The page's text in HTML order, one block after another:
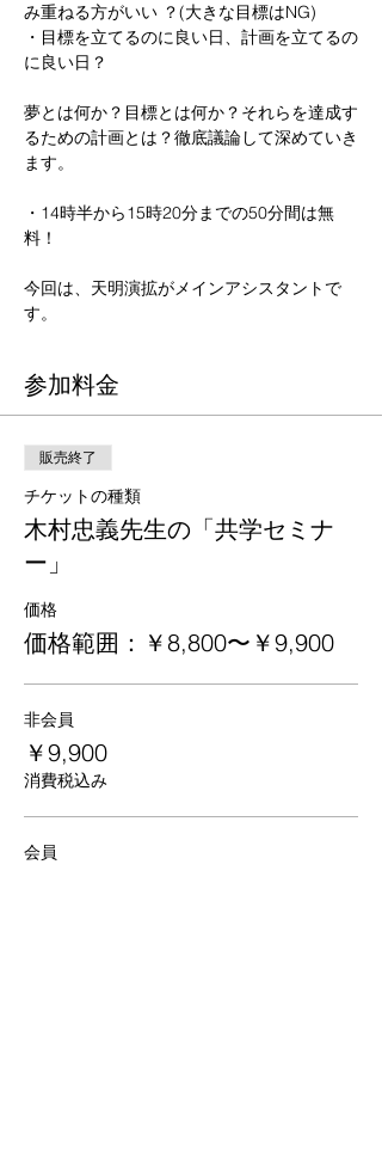
み重ねる方がいい ？(大きな目標はNG)
・目標を立てるのに良い日、計画を立てるの
に良い日？
夢とは何か？目標とは何か？それらを達成す
るための計画とは？徹底議論して深めていき
ます。
・14時半から15時20分までの50分間は無
料！
今回は、天明演拡がメインアシスタントで
す。
参加料金
販売終了
チケットの種類
木村忠義先生の「共学セミナ
ー」
価格
価格範囲：￥8,800〜￥9,900
非会員
￥9,900
消費税込み
会員